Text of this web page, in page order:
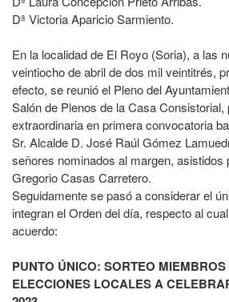
Dª Victoria Aparicio Sarmiento.
En la localidad de El Royo (Soria), a las
veintiocho de abril de dos mil veintitrés,
efecto, se reunió el Pleno del
Salón de Plenos de la Casa
extraordinaria en primera convocatoria
Sr. Alcalde D. José Raúl Gómez
señores nominados al margen, asistidos
Gregorio Casas Carretero.
Seguidamente se pasó a considerar el
integran el Orden del día, respecto al
acuerdo:
PUNTO ÚNICO: SORTEO
ELECCIONES LOCALES A